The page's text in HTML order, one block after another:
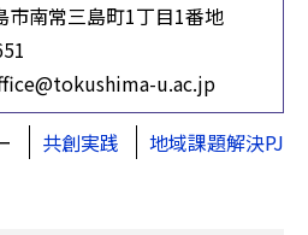
南常三島町1丁目1番地
u.ac.jp
共創実践 地域課題解決PJ